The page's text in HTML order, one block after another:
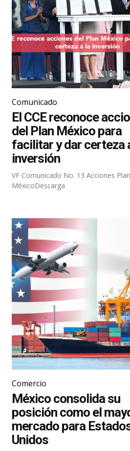
Comunicado
El CCE reconoce
del Plan México para
facilitar y dar certeza
inversión
VF Comunicado No. 13 Acciones Plan
MéxicoDescarga
Comercio
México consolida su
posición como el
mercado para
Unidos